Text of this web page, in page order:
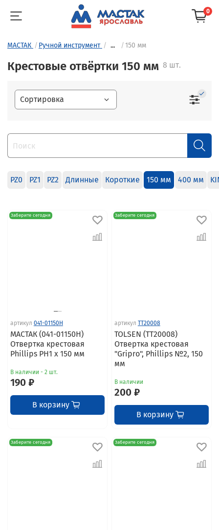
0
МАСТАК Ручной инструмент ... 150 мм
Крестовые отвёртки 150 мм 8 шт.
PZ0 PZ1 PZ2 Длинные Короткие 150 мм 400 мм
Заберите сегодня
артикул 041-01150H
МАСТАК (041-01150H)
Отвертка крестовая
Phillips PH1 x 150 мм
В наличии - 2 шт.
190 ₽
В корзину
Заберите сегодня
артикул TT20008
TOLSEN (TT20008)
Отвертка крестовая
"Gripro", Phillips №2, 150
мм
В наличии
200 ₽
В корзину
Заберите сегодня Заберите сегодня